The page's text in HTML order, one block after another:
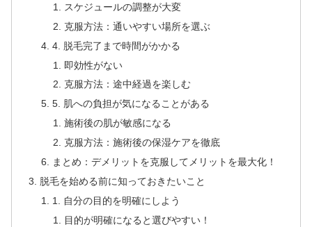
スケジュールの調整が大変
克服方法：通いやすい場所を選ぶ
4. 脱毛完了まで時間がかかる
即効性がない
克服方法：途中経過を楽しむ
5. 肌への負担が気になることがある
施術後の肌が敏感になる
克服方法：施術後の保湿ケアを徹底
まとめ：デメリットを克服してメリットを最大化！
脱毛を始める前に知っておきたいこと
1. 自分の目的を明確にしよう
目的が明確になると選びやすい！